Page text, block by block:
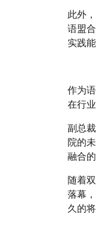
此外
语盟
实践
作为
在行业
副总
院的
融合
随着
落幕
久的